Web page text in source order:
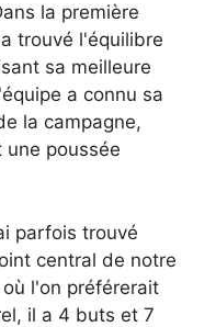
la première
trouvé l'équilibre
sa meilleure
a connu sa
la campagne,
une poussée
parfois trouvé
central de notre
l'on préférerait
il a 4 buts et 7